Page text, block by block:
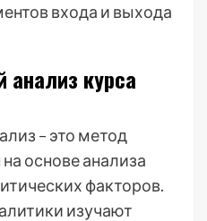
входа и выхода
курса
– это метод
основе анализа
факторов.
изучают